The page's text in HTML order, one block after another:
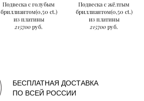
Подвеска с голубым
бриллиантом(0,50 ct.)
из платины
215700 руб.
Подвеска с жёлтым
бриллиантом(0,50 ct.)
из платины
215700 руб.
БЕСПЛАТНАЯ ДОСТАВКА
ПО ВСЕЙ РОССИИ